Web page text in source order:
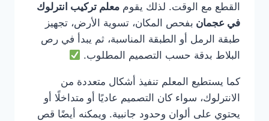
القطع مع الوقت. لذلك يقوم معلم تركيب انترلوك
في عجمان بفحص المكان، تسوية الأرض، تجهيز
طبقة الرمل أو الطبقة المناسبة، ثم يبدأ في رص
البلاط بدقة حسب التصميم المطلوب.
كما يستطيع المعلم تنفيذ أشكال متعددة من
الانترلوك، سواء كان التصميم عاديًا أو متداخلًا أو
يحتوي على ألوان وحدود جانبية. ويمكنه أيضًا قص